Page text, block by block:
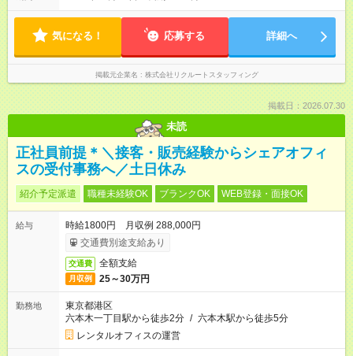
気になる！ 応募する 詳細へ
掲載元企業名 株式会社リクルートスタッフィング
掲載日：2026.07.30
未読
正社員前提＊＼接客・販売経験からシェアオフィ
スの受付事務へ／土日休み
紹介予定派遣 職種未経験OK ブランクOK WEB登録・面接OK
給与
時給1800円 月収例 288,000円
交通費別途支給あり
交通費 全額支給
月収例 25～30万円
勤務地
東京都港区
六本木一丁目駅から徒歩2分 / 六本木駅から徒歩5分
レンタルオフィスの運営